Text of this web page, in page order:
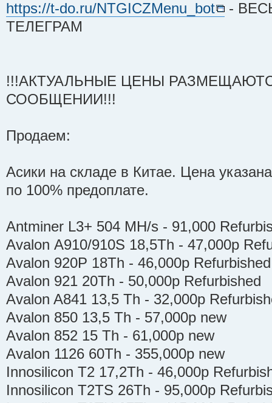
https://t-do.ru/NTGICZMenu_bot
-
ТЕЛЕГРАМ
!!!АКТУАЛЬНЫЕ ЦЕНЫ
СООБЩЕНИИ!!!
Продаем:
Асики на складе в Китае. Цена
по 100% предоплате.
Antminer L3+ 504 MH/s - 91,000
Avalon А910/910S 18,5Th - 47,000р
Avalon 920P 18Th - 46,000р Refurbished
Avalon 921 20Th - 50,000р Refurbished
Avalon A841 13,5 Тh - 32,000р
Avalon 850 13,5 Тh - 57,000р new
Avalon 852 15 Тh - 61,000р new
Avalon 1126 60Th - 355,000р new
Innosilicon T2 17,2Th - 46,000р
Innosilicon T2TS 26Th - 95,000р